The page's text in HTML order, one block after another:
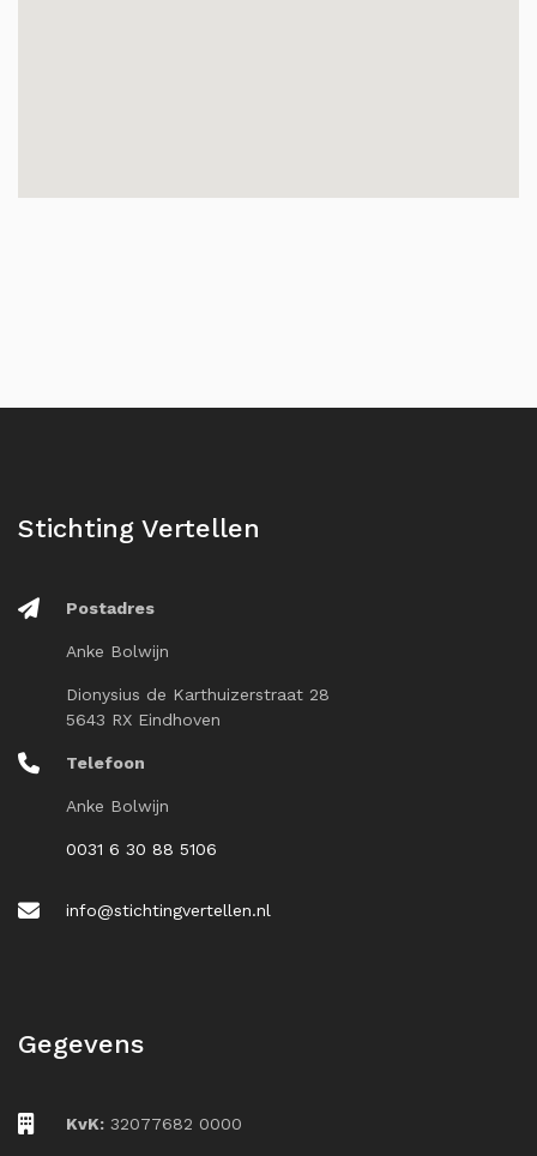
Stichting Vertellen
Postadres
Anke Bolwijn
Dionysius de Karthuizerstraat 28
5643 RX Eindhoven
Telefoon
Anke Bolwijn
0031 6 30 88 5106
info@stichtingvertellen.nl
Gegevens
KvK: 32077682 0000